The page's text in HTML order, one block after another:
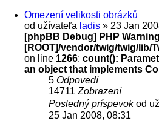
Omezení velikosti obrázků
od užívateľa ladis » 23 Jan
[phpBB Debug] PHP Warning
[ROOT]/vendor/twig/twig/lib/
on line 1266: count():
an object that implements
5 Odpovedí
14711 Zobrazení
Posledný príspevokod
25 Jan 2008, 08:31